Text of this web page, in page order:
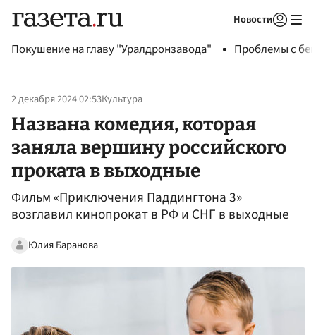
Новости
Покушение на главу "Уралдронзавода" Проблемы с
2 декабря 2024 02:53Культура
Названа комедия, которая
заняла вершину российского
проката в выходные
Фильм «Приключения Паддингтона 3»
возглавил кинопрокат в РФ и СНГ в выходные
Юлия Баранова